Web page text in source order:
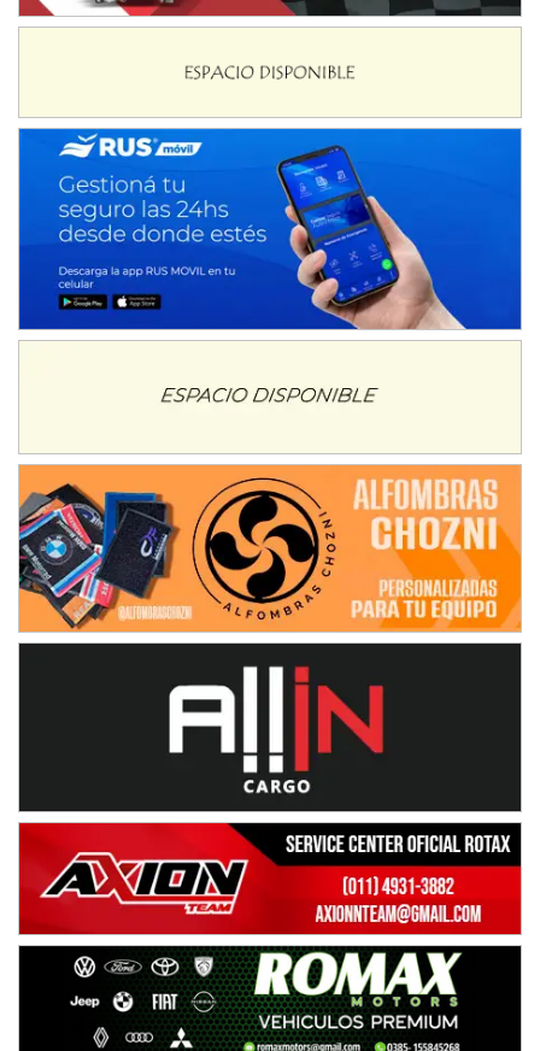
Ciudad de Avellaneda (Asfalto)
Avellaneda (Santa Fe)
SUR SANTAFESINO - F4
Rufino (Santa Fe)
TUCUMANO - F5
Juan Navarro (Asfalto)
El Timbó (Tucumán)